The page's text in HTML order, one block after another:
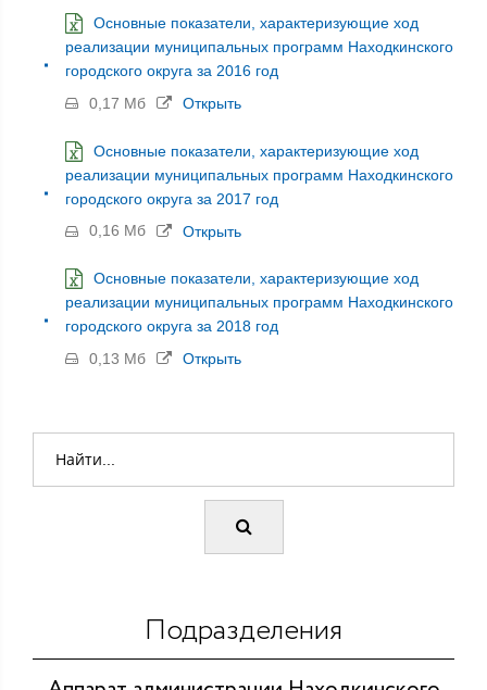
Основные показатели, характеризующие ход
реализации муниципальных программ Находкинского
городского округа за 2016 год
0,17 Мб
Открыть
Основные показатели, характеризующие ход
реализации муниципальных программ Находкинского
городского округа за 2017 год
0,16 Мб
Открыть
Основные показатели, характеризующие ход
реализации муниципальных программ Находкинского
городского округа за 2018 год
0,13 Мб
Открыть
Подразделения